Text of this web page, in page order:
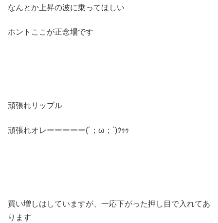
なんとか上昇の波に乗ってほしい
ホントここが正念場です
頑張れリップル
頑張れオレーーーーー(´；ω；`)ｳｩｩ
買い増しはしていますが、一応下がった押し目で入れてあ
ります